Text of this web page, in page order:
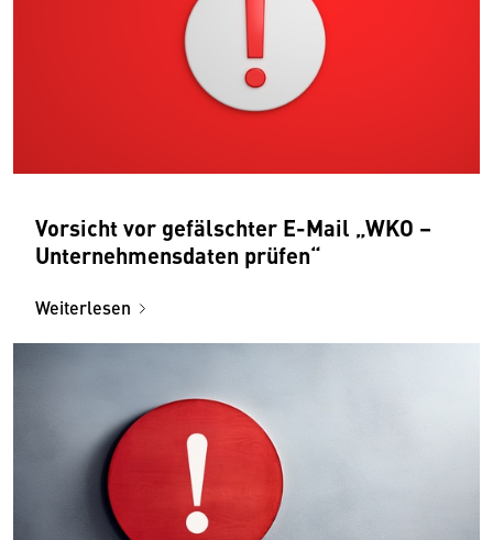
Vorsicht vor gefälschter E-Mail „WKO –
Unternehmensdaten prüfen“
Weiterlesen